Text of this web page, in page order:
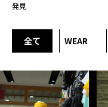
発見
全て WEAR